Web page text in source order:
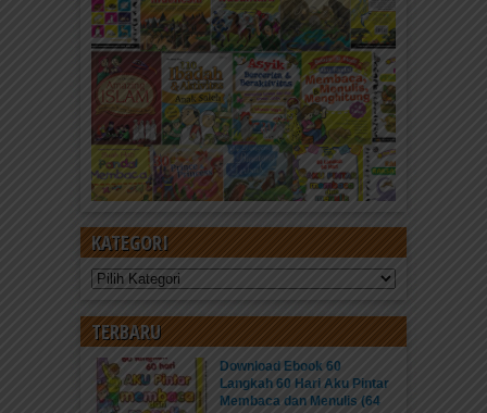
KATEGORI
Kategori
TERBARU
Download Ebook 60
Langkah 60 Hari Aku Pintar
Membaca dan Menulis (64